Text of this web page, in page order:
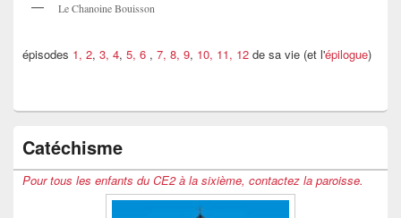
Le Chanoine Bouisson
épisodes 1, 2, 3, 4, 5, 6 , 7, 8, 9, 10, 11, 12 de sa vie (et l'épilogue)
Catéchisme
Pour tous les enfants du CE2 à la sixième, contactez la paroisse.